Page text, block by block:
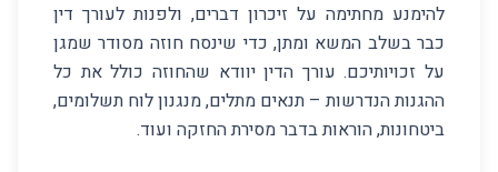
להימנע מחתימה על זיכרון דברים, ולפנות לעורך דין
כבר בשלב המשא ומתן, כדי שינסח חוזה מסודר שמגן
על זכויותיכם. עורך הדין יוודא שהחוזה כולל את כל
ההגנות הנדרשות – תנאים מתלים, מנגנון לוח תשלומים,
ביטחונות, הוראות בדבר מסירת החזקה ועוד.